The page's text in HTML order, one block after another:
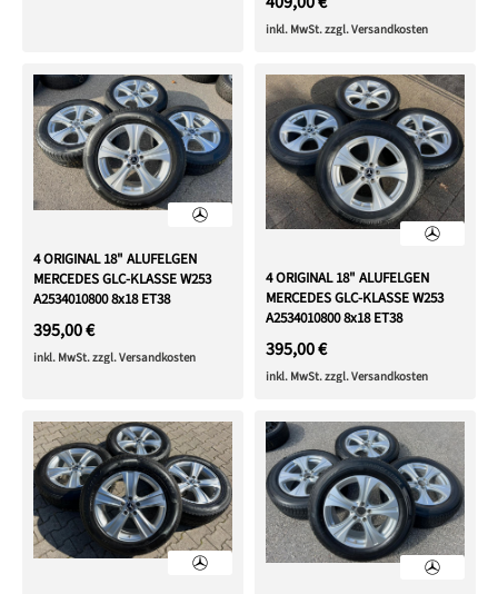
inkl. MwSt. zzgl. Versandkosten
4 ORIGINAL 18" ALUFELGEN
MERCEDES GLC-KLASSE W253
A2534010800 8x18 ET38
395,00 €
inkl. MwSt. zzgl. Versandkosten
4 ORIGINAL 18" ALUFELGEN
MERCEDES GLC-KLASSE W253
A2534010800 8x18 ET38
395,00 €
inkl. MwSt. zzgl. Versandkosten